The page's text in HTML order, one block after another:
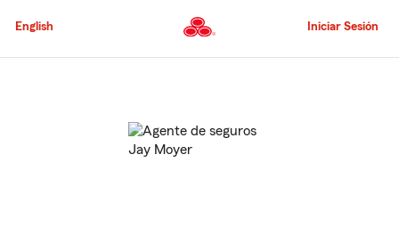
al
principal
English Iniciar Sesión